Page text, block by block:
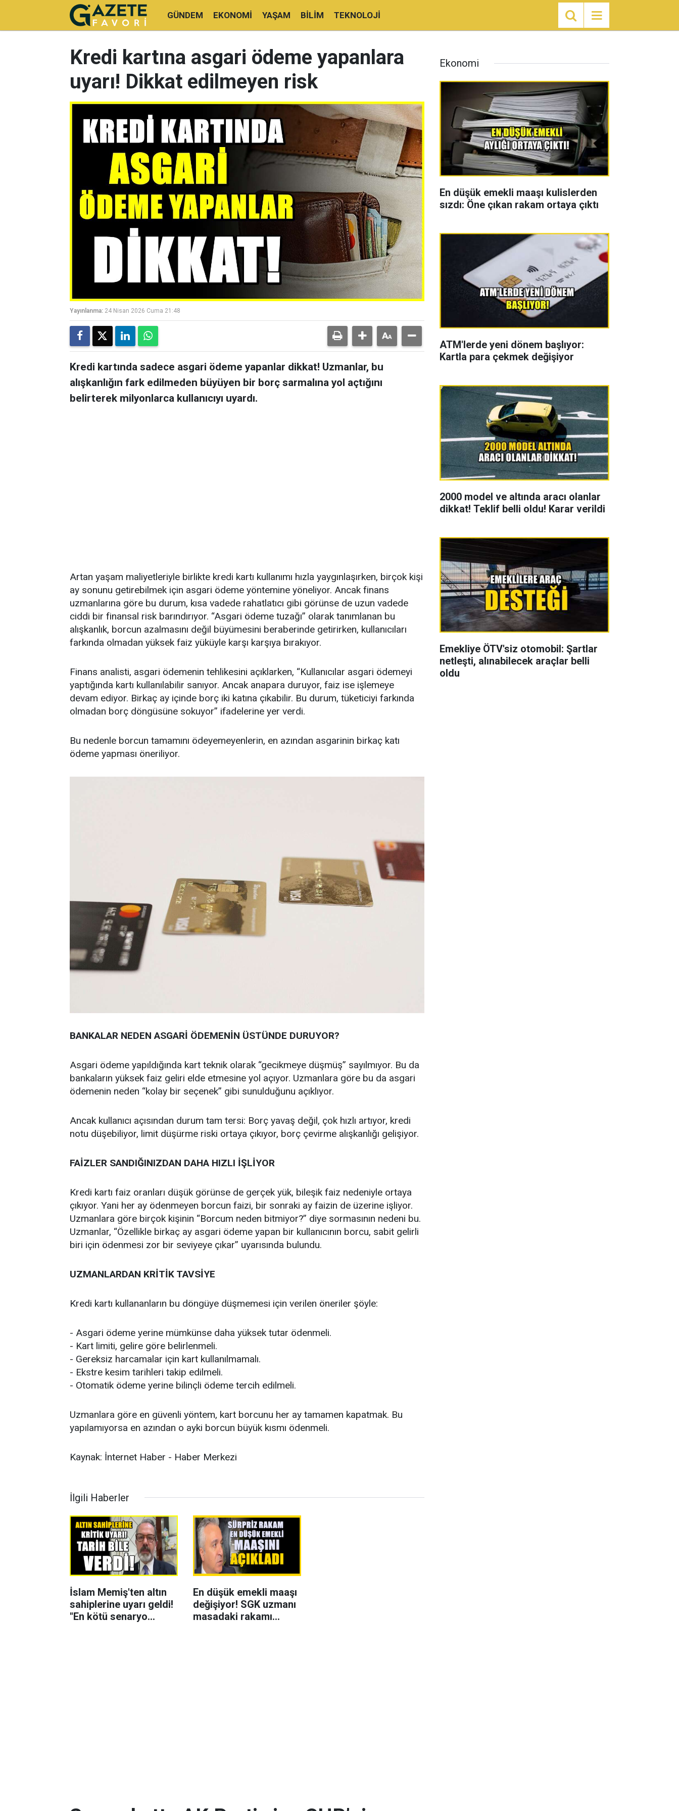
GÜNDEM EKONOMI YAŞAM BILIM TEKNOLOJI
Kredi kartına asgari ödeme yapanlara
uyarı! Dikkat edilmeyen risk
Yayınlanma: 24 Nisan 2026 Cuma 21:48
Kredi kartında sadece asgari ödeme yapanlar dikkat! Uzmanlar, bu
alışkanlığın fark edilmeden büyüyen bir borç sarmalına yol açtığını
belirterek milyonlarca kullanıcıyı uyardı.
Artan yaşam maliyetleriyle birlikte kredi kartı kullanımı hızla yaygınlaşırken, birçok kişi
ay sonunu getirebilmek için asgari ödeme yöntemine yöneliyor. Ancak finans
uzmanlarına göre bu durum, kısa vadede rahatlatıcı gibi görünse de uzun vadede
ciddi bir finansal risk barındırıyor. “Asgari ödeme tuzağı” olarak tanımlanan bu
alışkanlık, borcun azalmasını değil büyümesini beraberinde getirirken, kullanıcıları
farkında olmadan yüksek faiz yüküyle karşı karşıya bırakıyor.
Finans analisti, asgari ödemenin tehlikesini açıklarken, “Kullanıcılar asgari ödemeyi
yaptığında kartı kullanılabilir sanıyor. Ancak anapara duruyor, faiz ise işlemeye
devam ediyor. Birkaç ay içinde borç iki katına çıkabilir. Bu durum, tüketiciyi farkında
olmadan borç döngüsüne sokuyor” ifadelerine yer verdi.
Bu nedenle borcun tamamını ödeyemeyenlerin, en azından asgarinin birkaç katı
ödeme yapması öneriliyor.
BANKALAR NEDEN ASGARİ ÖDEMENİN ÜSTÜNDE DURUYOR?
Asgari ödeme yapıldığında kart teknik olarak “gecikmeye düşmüş” sayılmıyor. Bu da
bankaların yüksek faiz geliri elde etmesine yol açıyor. Uzmanlara göre bu da asgari
ödemenin neden “kolay bir seçenek” gibi sunulduğunu açıklıyor.
Ancak kullanıcı açısından durum tam tersi: Borç yavaş değil, çok hızlı artıyor, kredi
notu düşebiliyor, limit düşürme riski ortaya çıkıyor, borç çevirme alışkanlığı gelişiyor.
FAİZLER SANDIĞINIZDAN DAHA HIZLI İŞLİYOR
Kredi kartı faiz oranları düşük görünse de gerçek yük, bileşik faiz nedeniyle ortaya
çıkıyor. Yani her ay ödenmeyen borcun faizi, bir sonraki ay faizin de üzerine işliyor.
Uzmanlara göre birçok kişinin “Borcum neden bitmiyor?” diye sormasının nedeni bu.
Uzmanlar, “Özellikle birkaç ay asgari ödeme yapan bir kullanıcının borcu, sabit gelirli
biri için ödenmesi zor bir seviyeye çıkar” uyarısında bulundu.
UZMANLARDAN KRİTİK TAVSİYE
Kredi kartı kullananların bu döngüye düşmemesi için verilen öneriler şöyle:
- Asgari ödeme yerine mümkünse daha yüksek tutar ödenmeli.
- Kart limiti, gelire göre belirlenmeli.
- Gereksiz harcamalar için kart kullanılmamalı.
- Ekstre kesim tarihleri takip edilmeli.
- Otomatik ödeme yerine bilinçli ödeme tercih edilmeli.
Uzmanlara göre en güvenli yöntem, kart borcunu her ay tamamen kapatmak. Bu
yapılamıyorsa en azından o ayki borcun büyük kısmı ödenmeli.
Kaynak: İnternet Haber - Haber Merkezi
İlgili Haberler
İslam Memiş'ten altın
sahiplerine uyarı geldi!
"En kötü senaryo
En düşük emekli maaşı
değişiyor! SGK uzmanı
masadaki rakamı
Ekonomi
En düşük emekli maaşı kulislerden
sızdı: Öne çıkan rakam ortaya çıktı
ATM'lerde yeni dönem başlıyor:
Kartla para çekmek değişiyor
2000 model ve altında aracı olanlar
dikkat! Teklif belli oldu! Karar verildi
Emekliye ÖTV'siz otomobil: Şartlar
netleşti, alınabilecek araçlar belli
oldu